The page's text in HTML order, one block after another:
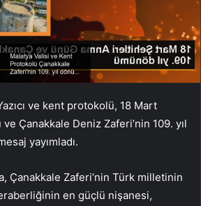
ve kent protokolü, 18 Mart
Çanakkale Deniz Zaferi’nin 109. yıl
yayımladı.
Çanakkale Zaferi’nin Türk milletinin
en güçlü nişanesi,